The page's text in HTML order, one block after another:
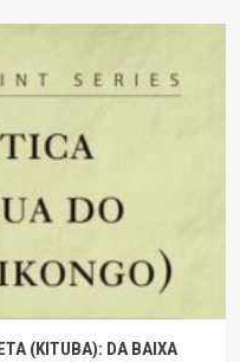
(KITUBA): DA BAIXA